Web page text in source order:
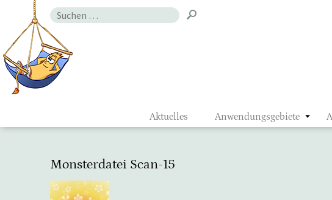
Aktuelles Anwendungsgebiete
Suchen
Monsterdatei Scan-15